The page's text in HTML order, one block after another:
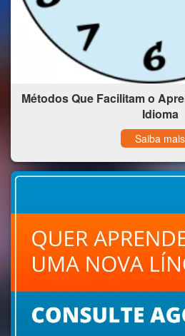
Métodos Que Facilitam o
Idioma
Saiba mais